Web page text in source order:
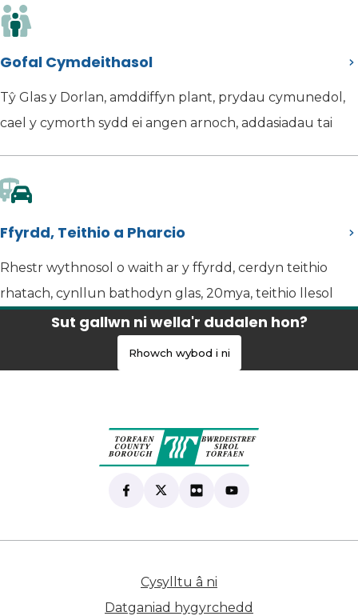
Gofal Cymdeithasol
Tŷ Glas y Dorlan, amddiffyn plant, prydau cymunedol,
cael y cymorth sydd ei angen arnoch, addasiadau tai
Ffyrdd, Teithio a Pharcio
Rhestr wythnosol o waith ar y ffyrdd, cerdyn teithio
rhatach, cynllun bathodyn glas, 20mya, teithio llesol
Sut gallwn ni wella'r dudalen hon?
Rhowch wybod i ni
Find us on Facebook
(yn agor mewn tab newydd)
Follow us on X
(yn agor mewn tab newydd)
View our Flickr
(yn agor mewn tab
Subscribe to our
(yn agor mewn tab
Cysylltu â ni
Datganiad hygyrchedd